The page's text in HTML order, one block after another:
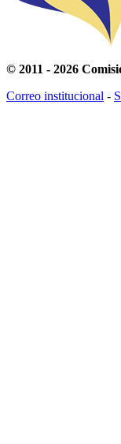
© 2011 - 2026
Correo institucional -